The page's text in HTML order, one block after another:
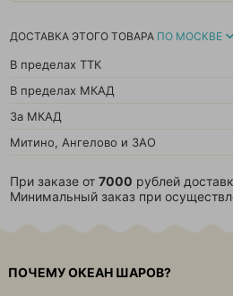
ДОСТАВКА ЭТОГО ТОВАРА ПО МОСКВЕ
В пределах ТТК
В пределах МКАД
За МКАД
Митино, Ангелово и ЗАО
При заказе от 7000 рублей
Минимальный заказ при
ПОЧЕМУ ОКЕАН ШАРОВ?